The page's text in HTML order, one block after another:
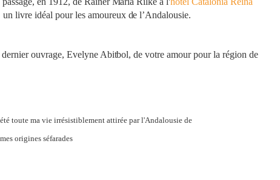
livre idéal pour les amoureux de l’Andalousie.
ouvrage, Evelyne Abitbol, de votre amour pour la région de
toute ma vie irrésistiblement attirée par l'Andalousie de
origines séfarades